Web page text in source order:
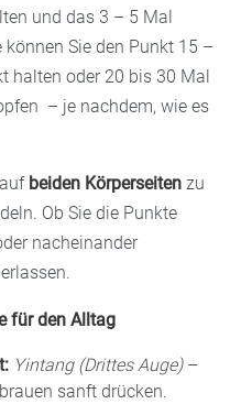
und das 3 – 5 Mal
Sie den Punkt 15 –
halten oder 20 bis 30 Mal
– je nachdem, wie es
beiden Körperseiten zu
Ob Sie die Punkte
nacheinander
für den Alltag
Yintang (Drittes Auge)–
sanft drücken.